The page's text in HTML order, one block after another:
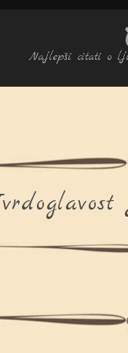
Najlepši citati o